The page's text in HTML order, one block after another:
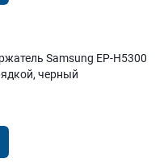
Samsung EP-H5300
черный